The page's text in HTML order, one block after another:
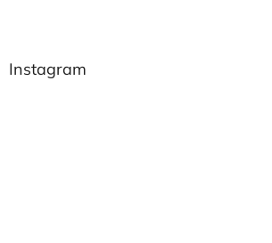
Instagram